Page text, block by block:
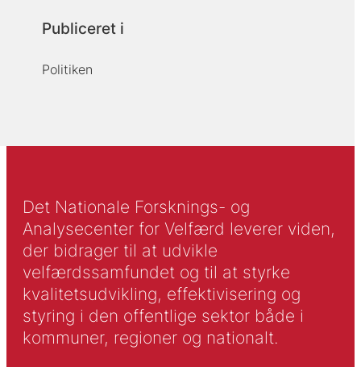
Publiceret i
Politiken
Det Nationale Forsknings- og
Analysecenter for Velfærd leverer viden,
der bidrager til at udvikle
velfærdssamfundet og til at styrke
kvalitetsudvikling, effektivisering og
styring i den offentlige sektor både i
kommuner, regioner og nationalt.